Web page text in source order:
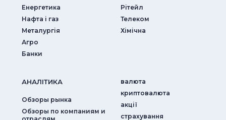
Енергетика
Нафта і газ
Металургія
Агро
Банки
Рітейл
Телеком
Хімічна
АНАЛIТИКА
Обзоры рынка
Обзоры по компаниям и
валюта
криптовалюта
акції
страхування